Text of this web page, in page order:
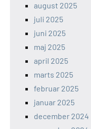
august 2025
juli 2025
juni 2025
maj 2025
april 2025
marts 2025
februar 2025
januar 2025
december 2024